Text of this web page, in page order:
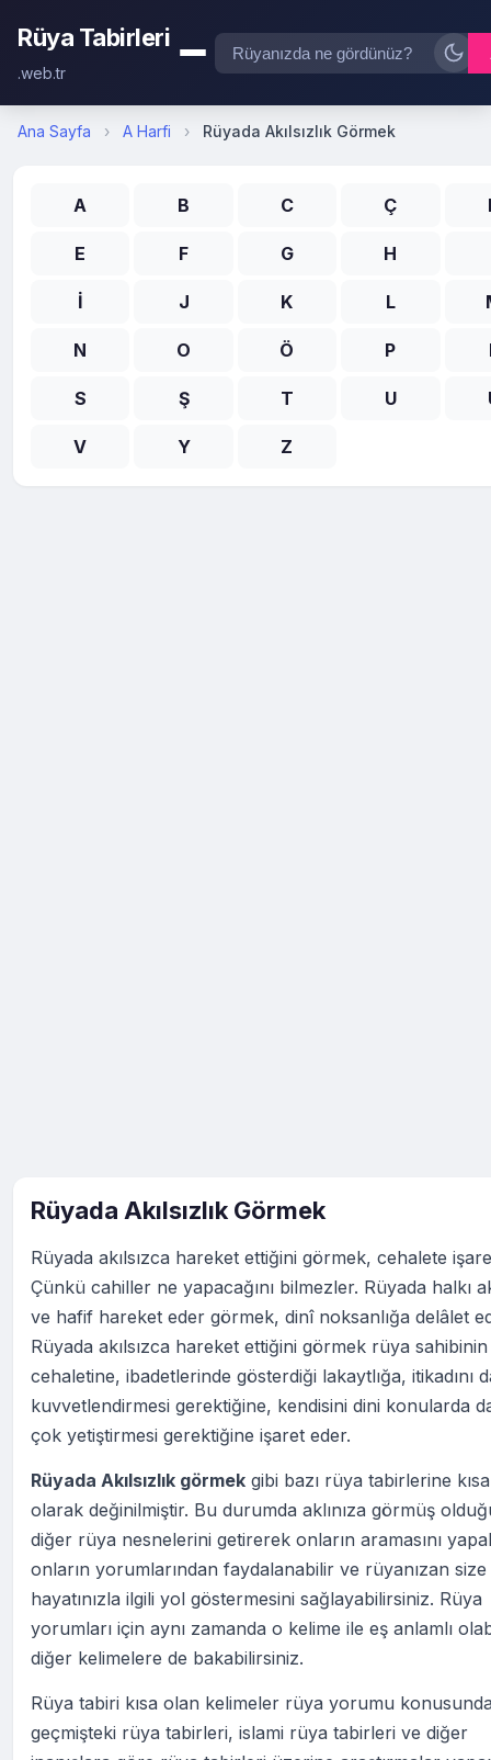
Rüya Tabirleri
.web.tr
Ana Sayfa › A Harfi › Rüyada Akılsızlık Görmek
A B C Ç
E F G H
İ J K L
N O Ö P
S Ş T U
V Y Z
Rüyada Akılsızlık Görmek
Rüyada akılsızca hareket ettiğini görmek, cehalete
Çünkü cahiller ne yapacağını bilmezler. Rüyada halkı
ve hafif hareket eder görmek, dinî noksanlığa delâlet
Rüyada akılsızca hareket ettiğini görmek rüya sahibinin
cehaletine, ibadetlerinde gösterdiği lakaytlığa, itikadını
kuvvetlendirmesi gerektiğine, kendisini dini konularda
çok yetiştirmesi gerektiğine işaret eder.
Rüyada Akılsızlık görmek gibi bazı rüya tabirlerine kısa
olarak değinilmiştir. Bu durumda aklınıza görmüş
diğer rüya nesnelerini getirerek onların aramasını
onların yorumlarından faydalanabilir ve rüyanızan size
hayatınızla ilgili yol göstermesini sağlayabilirsiniz. Rüya
yorumları için aynı zamanda o kelime ile eş anlamlı
diğer kelimelere de bakabilirsiniz.
Rüya tabiri kısa olan kelimeler rüya yorumu
geçmişteki rüya tabirleri, islami rüya tabirleri ve diğer